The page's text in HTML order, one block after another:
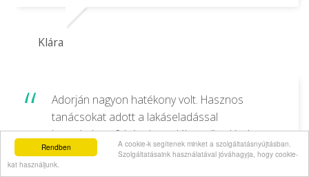
Rendben
A cookie-k segítenek minket a szolgáltatásnyújtásban.
Szolgáltatásaink használatával jóváhagyja, hogy cookie-
kat használjunk.
Klára
Adorján nagyon hatékony volt. Hasznos
tanácsokat adott a lakáseladással
kapcslatban, 2 hét alatt talált vevőt, akivel
szemben teljes mértékben képviselte az
elképzeléseinket. A fotói professzionálisak. A